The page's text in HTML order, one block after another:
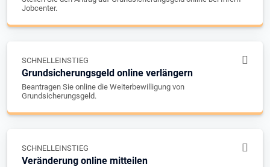
Jobcenter.
SCHNELLEINSTIEG
Grundsicherungsgeld online verlängern
Beantragen Sie online die Weiterbewilligung von
Grundsicherungsgeld.
SCHNELLEINSTIEG
Veränderung online mitteilen